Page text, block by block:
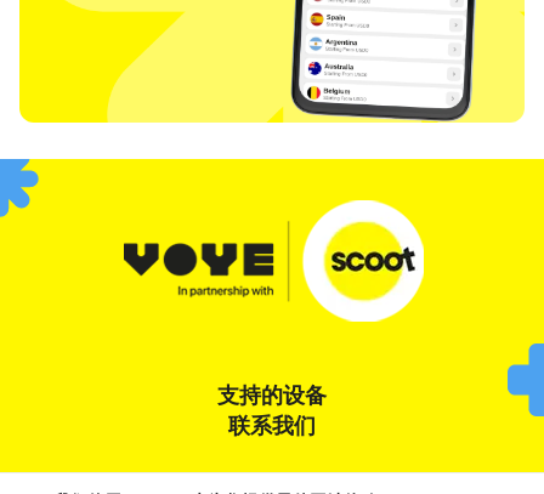
支持的设备
联系我们